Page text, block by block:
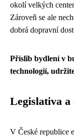
okolí velkých
Zároveň se ale
dobrá dopravní
Příslib bydlení v
technologií,
Legislativa a
V České republice